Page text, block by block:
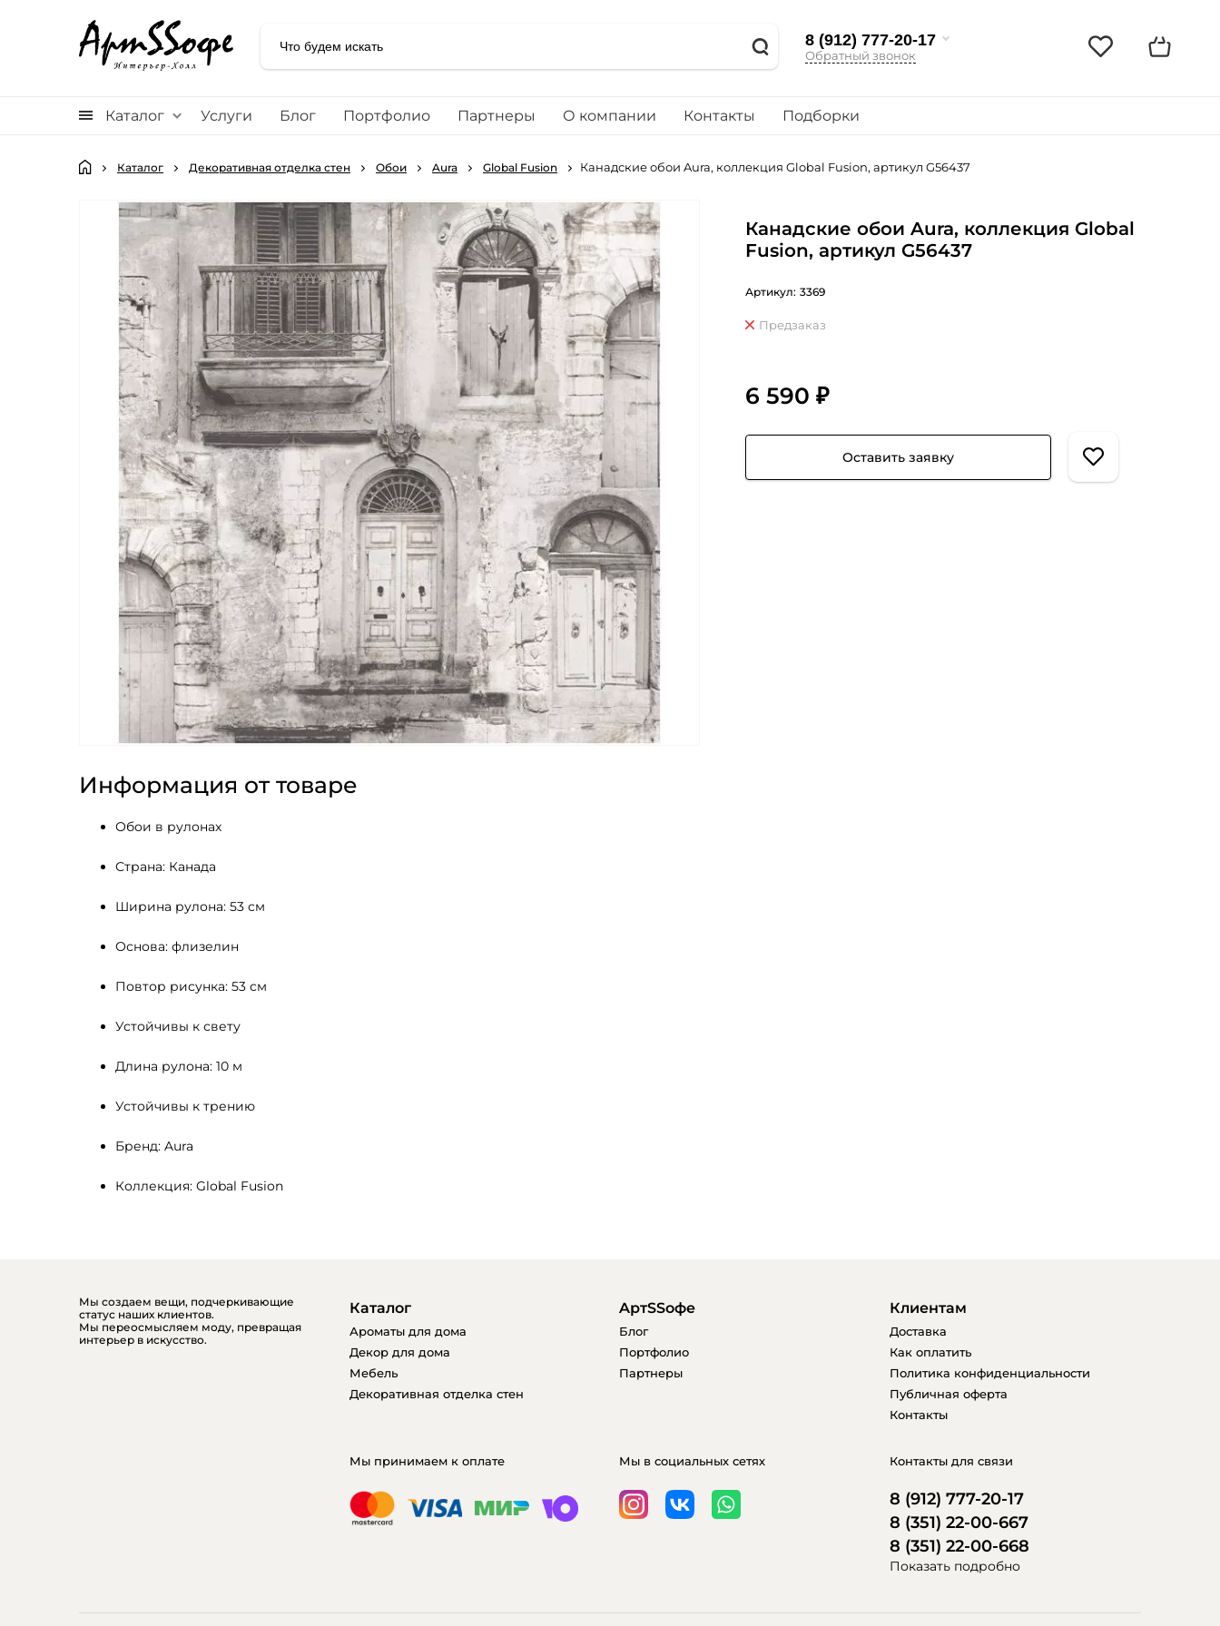
8 (912) 777-20-17
Обратный звонок
Каталог Услуги Блог Портфолио Партнеры О компании Контакты Подборки
Каталог Декоративная отделка стен Обои Aura Global Fusion Канадские обои Aura, коллекция Global Fusion, артикул G56437
Информация от товаре
Обои в рулонах
Страна: Канада
Ширина рулона: 53 см
Основа: флизелин
Повтор рисунка: 53 см
Устойчивы к свету
Длина рулона: 10 м
Устойчивы к трению
Бренд: Aura
Коллекция: Global Fusion
Канадские обои Aura, коллекция Global
Fusion, артикул G56437
Артикул: 3369
Предзаказ
6 590 ₽
Оставить заявку
Мы создаем вещи, подчеркивающие
статус наших клиентов.
Мы переосмысляем моду, превращая
интерьер в искусство.
Каталог
Ароматы для дома
Декор для дома
Мебель
Декоративная отделка стен
AртSSофе
Блог
Портфолио
Партнеры
Клиентам
Доставка
Как оплатить
Политика конфиденциальности
Публичная оферта
Контакты
Мы принимаем к оплате Мы в социальных сетях Контакты для связи
8 (912) 777-20-17
8 (351) 22-00-667
8 (351) 22-00-668
Показать подробно